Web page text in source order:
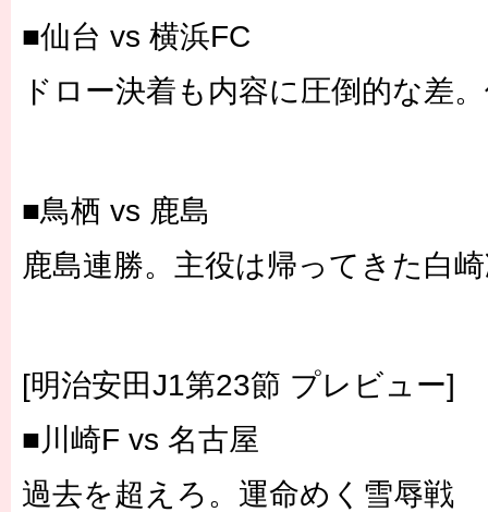
■仙台 vs 横浜FC
ドロー決着も内容に圧倒的な差
■鳥栖 vs 鹿島
鹿島連勝。主役は帰ってきた白
[明治安田J1第23節 プレビュー]
■川崎F vs 名古屋
過去を超えろ。運命めく雪辱戦